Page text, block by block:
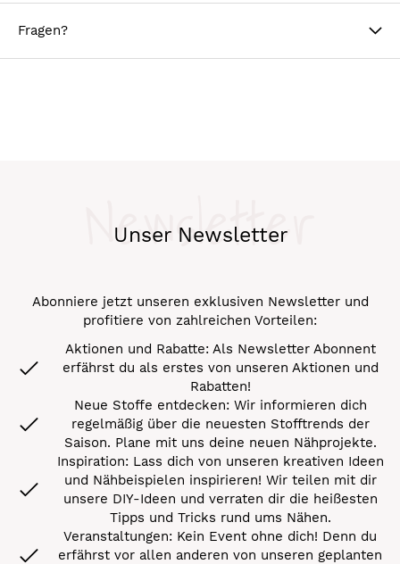
Fragen?
Unser Newsletter
Newsletter
Abonniere jetzt unseren exklusiven Newsletter und
profitiere von zahlreichen Vorteilen:
Aktionen und Rabatte: Als Newsletter Abonnent
erfährst du als erstes von unseren Aktionen und
Rabatten!
Neue Stoffe entdecken: Wir informieren dich
regelmäßig über die neuesten Stofftrends der
Saison. Plane mit uns deine neuen Nähprojekte.
Inspiration: Lass dich von unseren kreativen Ideen
und Nähbeispielen inspirieren! Wir teilen mit dir
unsere DIY-Ideen und verraten dir die heißesten
Tipps und Tricks rund ums Nähen.
Veranstaltungen: Kein Event ohne dich! Denn du
erfährst vor allen anderen von unseren geplanten